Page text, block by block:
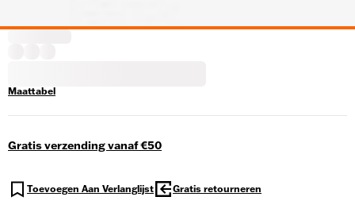
Maattabel
Gratis verzending vanaf €50
Toevoegen Aan Verlanglijst Gratis retourneren